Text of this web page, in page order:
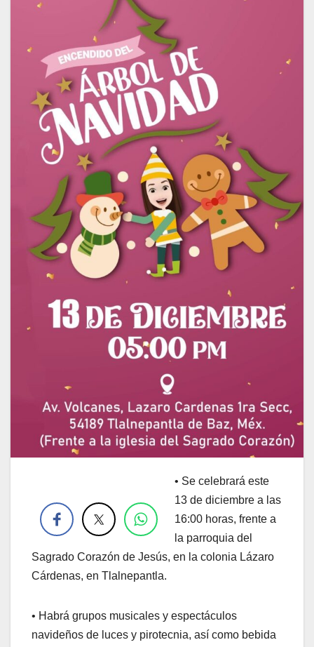
• Se celebrará este
13 de diciembre a las
16:00 horas, frente a
la parroquia del
Sagrado Corazón de Jesús, en la colonia Lázaro
Cárdenas, en Tlalnepantla.
• Habrá grupos musicales y espectáculos
navideños de luces y pirotecnia, así como bebida